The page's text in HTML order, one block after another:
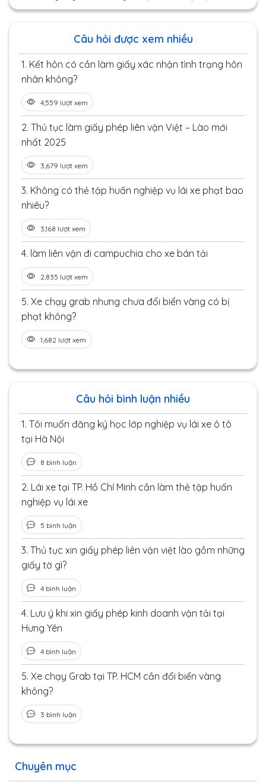
Chuyên mục
Câu hỏi được xem nhiều
1. Kết hôn có cần làm giấy xác nhận tình trạng hôn
nhân không?
4,559 lượt xem
2. Thủ tục làm giấy phép liên vận Việt – Lào mới
nhất 2025
3,679 lượt xem
3. Không có thẻ tập huấn nghiệp vụ lái xe phạt bao
nhiêu?
3,168 lượt xem
4. làm liên vận đi campuchia cho xe bán tải
2,835 lượt xem
5. Xe chạy grab nhưng chưa đổi biển vàng có bị
phạt không?
1,682 lượt xem
Câu hỏi bình luận nhiều
1. Tôi muốn đăng ký học lớp nghiệp vụ lái xe ô tô
tại Hà Nội
8 bình luận
2. Lái xe tại TP. Hồ Chí Minh cần làm thẻ tập huấn
nghiệp vụ lái xe
5 bình luận
3. Thủ tục xin giấy phép liên vận việt lào gồm những
giấy tờ gì?
4 bình luận
4. Lưu ý khi xin giấy phép kinh doanh vận tải tại
Hưng Yên
4 bình luận
5. Xe chạy Grab tại TP. HCM cần đổi biển vàng
không?
3 bình luận